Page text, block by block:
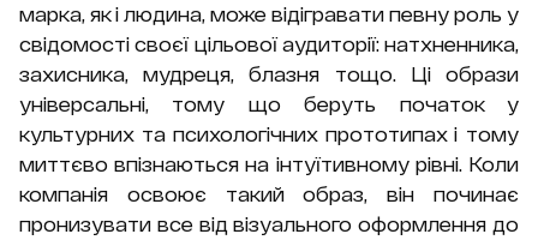
марка, як і людина, може відігравати певну роль у
свідомості своєї цільової аудиторії: натхненника,
захисника, мудреця, блазня тощо. Ці образи
універсальні, тому що беруть початок у
культурних та психологічних прототипах і тому
миттєво впізнаються на інтуїтивному рівні. Коли
компанія освоює такий образ, він починає
пронизувати все від візуального оформлення до